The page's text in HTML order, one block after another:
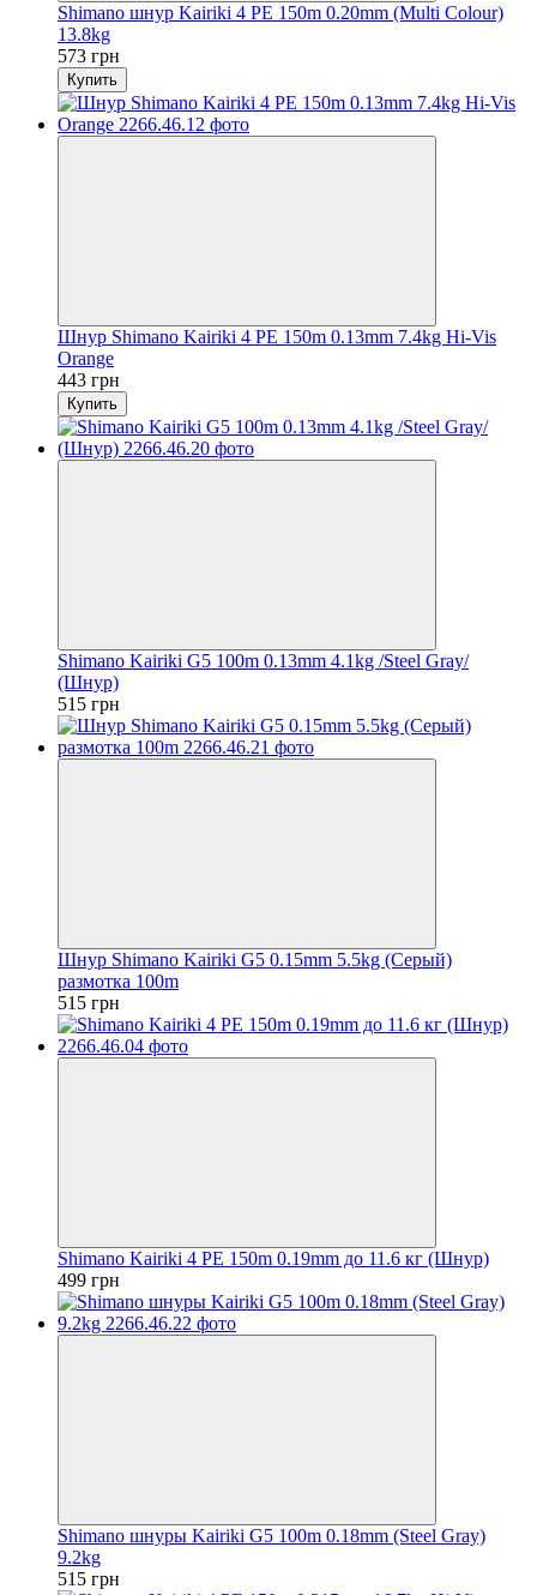
Shimano шнур Kairiki 4 PE 150m 0.20mm (Multi Colour)
13.8kg
573 грн
Купить
Шнур Shimano Kairiki 4 PE 150m 0.13mm 7.4kg Hi-Vis
Orange
443 грн
Купить
Shimano Kairiki G5 100m 0.13mm 4.1kg /Steel Gray/
(Шнур)
515 грн
Шнур Shimano Kairiki G5 0.15mm 5.5kg (Серый)
размотка 100m
515 грн
Shimano Kairiki 4 PE 150m 0.19mm до 11.6 кг (Шнур)
499 грн
Shimano шнуры Kairiki G5 100m 0.18mm (Steel Gray)
9.2kg
515 грн